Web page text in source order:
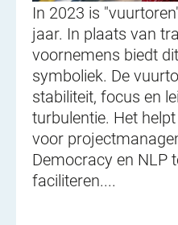
In 2023 is
jaar. In plaats van
voornemens biedt
symboliek. De
stabiliteit, focus en
turbulentie. Het
voor
Democracy en NLP
faciliteren....